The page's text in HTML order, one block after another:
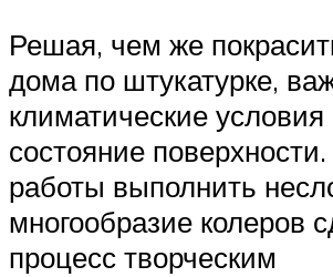
Решая, чем же
дома по штукатурке,
климатические условия
состояние
работы выполнить
многообразие колеров
процесс творческим